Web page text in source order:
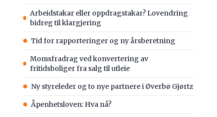
Arbeidstakar eller oppdragstakar? Lovendring
bidreg til klargjering
Tid for rapporteringer og ny årsberetning
Momsfradrag ved konvertering av
fritidsboliger fra salg til utleie
Ny styreleder og to nye partnere i Øverbø Gjørtz
Åpenhetsloven: Hva nå?